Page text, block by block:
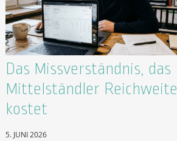
Das Missverständnis, das
Mittelständler Reichweite
kostet
5. JUNI 2026